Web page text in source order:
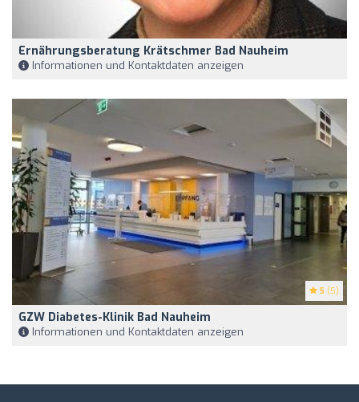
Ernährungsberatung Krätschmer Bad Nauheim
Informationen und Kontaktdaten anzeigen
5 (5)
GZW Diabetes-Klinik Bad Nauheim
Informationen und Kontaktdaten anzeigen